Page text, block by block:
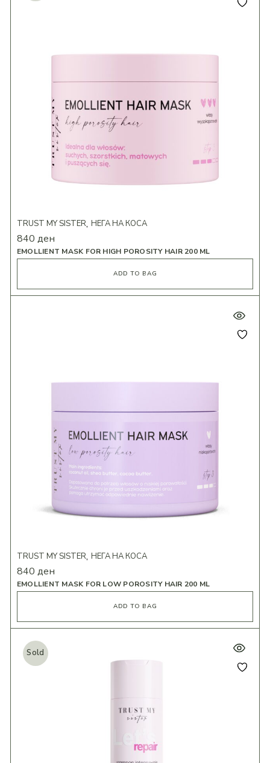
EMOLLIENT MASK FOR HIGH POROSITY HAIR 200 ML
TRUST MY SISTER НЕГА НА КОСА
840 ден
ADD TO BAG
EMOLLIENT MASK FOR LOW POROSITY HAIR 200 ML
TRUST MY SISTER НЕГА НА КОСА
840 ден
ADD TO BAG
Sold